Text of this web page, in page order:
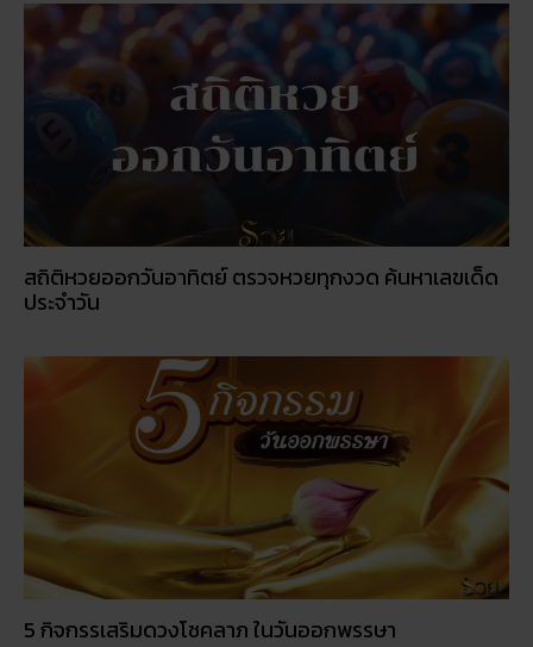
สถิติหวยออกวันอาทิตย์ ตรวจหวยทุกงวด ค้นหาเลขเด็ด
ประจำวัน
5 กิจกรรเสริมดวงโชคลาภ ในวันออกพรรษา